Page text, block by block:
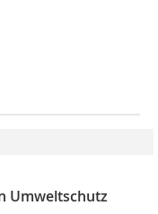
Umweltschutz